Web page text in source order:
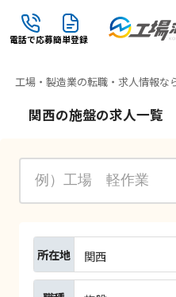
電話で応募簡単登録
工場・製造業の転職・求人情報な
関西の施盤の求人一覧
所在地 関西